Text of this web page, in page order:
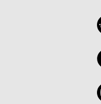
inline feedback,
time
data, and even
episode also
non-developers,
teams to